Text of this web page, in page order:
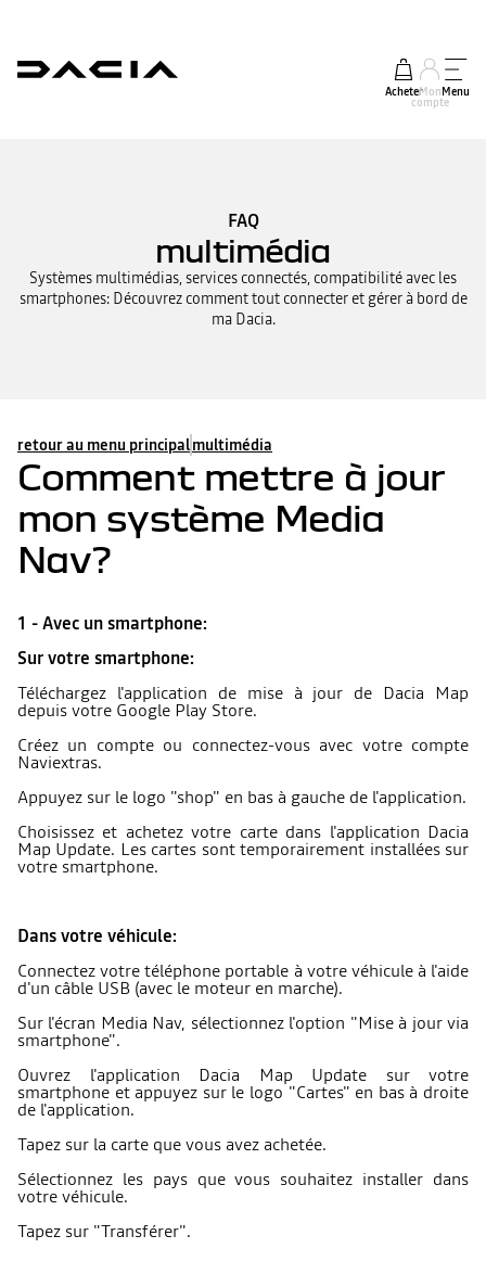
AcheterMon
compte
Menu
FAQ
multimédia
Systèmes multimédias, services connectés, compatibilité avec les
smartphones: Découvrez comment tout connecter et gérer à bord de
ma Dacia.
retour au menu principalmultimédia
Comment mettre à jour
mon système Media
Nav?
1 - Avec un smartphone:
Sur votre smartphone:
Téléchargez l'application de mise à jour de Dacia Map
depuis votre Google Play Store.
Créez un compte ou connectez-vous avec votre compte
Naviextras.
Appuyez sur le logo "shop" en bas à gauche de l'application.
Choisissez et achetez votre carte dans l'application Dacia
Map Update. Les cartes sont temporairement installées sur
votre smartphone.
Dans votre véhicule:
Connectez votre téléphone portable à votre véhicule à l'aide
d'un câble USB (avec le moteur en marche).
Sur l'écran Media Nav, sélectionnez l'option "Mise à jour via
smartphone".
Ouvrez l'application Dacia Map Update sur votre
smartphone et appuyez sur le logo "Cartes" en bas à droite
de l'application.
Tapez sur la carte que vous avez achetée.
Sélectionnez les pays que vous souhaitez installer dans
votre véhicule.
Tapez sur "Transférer".